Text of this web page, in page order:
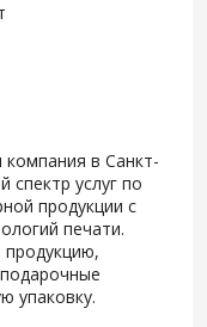
в Санкт-
спектр услуг по
продукции с
печати.
продукцию,
упаковку.